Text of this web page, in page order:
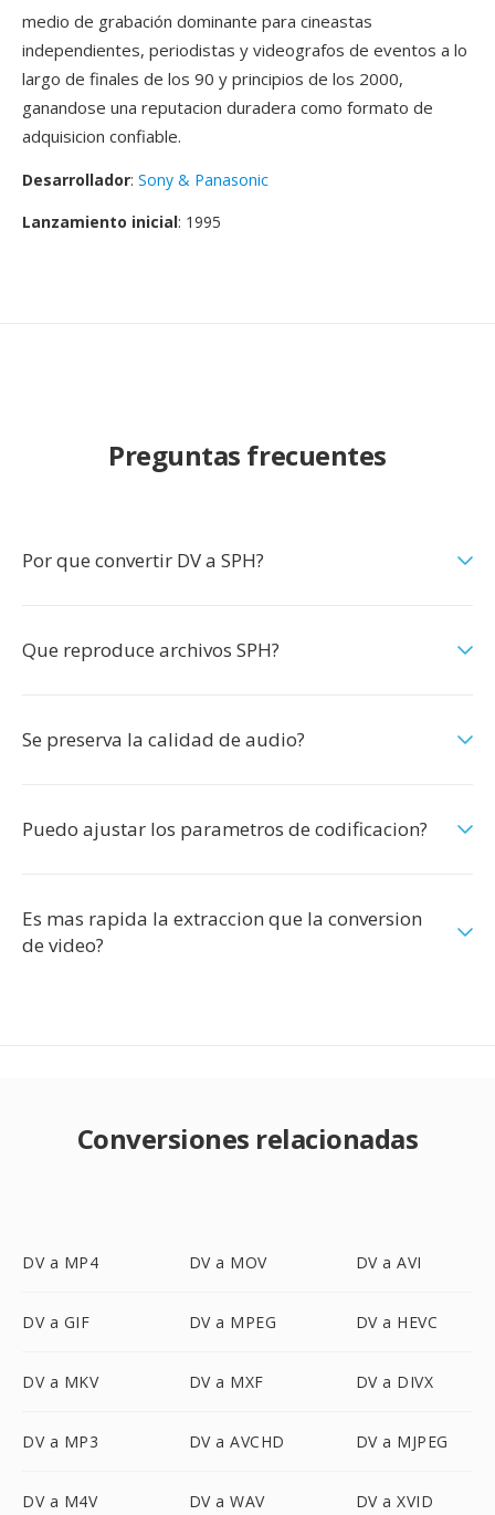
medio de grabación dominante para cineastas
independientes, periodistas y videografos de eventos a lo
largo de finales de los 90 y principios de los 2000,
ganandose una reputacion duradera como formato de
adquisicion confiable.
Desarrollador: Sony & Panasonic
Lanzamiento inicial: 1995
Preguntas frecuentes
Por que convertir DV a SPH?
Que reproduce archivos SPH?
Se preserva la calidad de audio?
Puedo ajustar los parametros de codificacion?
Es mas rapida la extraccion que la conversion
de video?
Conversiones relacionadas
DV a MP4 DV a MOV DV a AVI
DV a GIF DV a MPEG DV a HEVC
DV a MKV DV a MXF DV a DIVX
DV a MP3 DV a AVCHD DV a MJPEG
DV a M4V DV a WAV DV a XVID